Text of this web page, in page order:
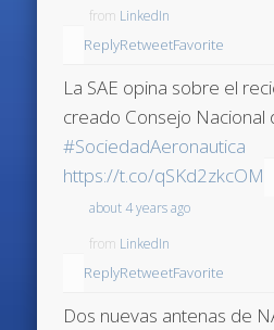
from LinkedIn
ReplyRetweetFavorite
La SAE opina sobre el
creado Consejo Nacional
#SociedadAeronautica
https://t.co/qSKd2zkcOM
about 4 years ago
from LinkedIn
ReplyRetweetFavorite
Dos nuevas antenas de